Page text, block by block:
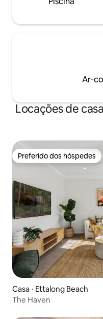
Ar-
Locações de
Preferido dos hóspedes
Preferido dos hóspedes
Casa ⋅ Ettalong Beach
The Haven